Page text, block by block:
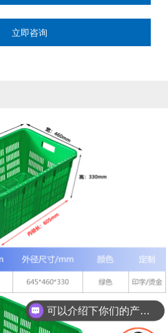
立即咨询
可以介绍下你们的产品么？